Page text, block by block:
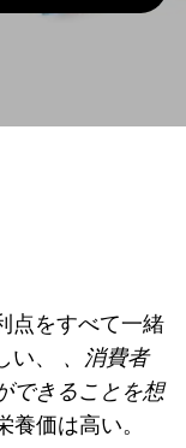
点をすべて一緒
い、 、消費者
できることを想
価は高い。